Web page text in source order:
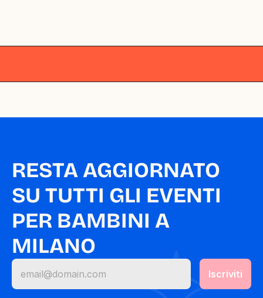
RESTA AGGIORNATO
SU TUTTI GLI EVENTI
PER BAMBINI A
MILANO